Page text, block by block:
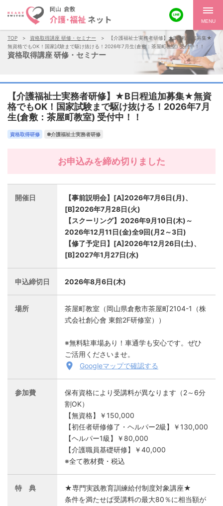
MENU
TOP 資格取得講座 研修・セミナー
【介護福祉士実務者研修】★B日程追加募集★
無資格でもOK！国家試験まで駆け抜ける！2026年7月生(倉敷：茶屋町教室) 受付中！！
資格取得講座 研修・セミナー
【介護福祉士実務者研修】★B日程追加募集★無資
格でもOK！国家試験まで駆け抜ける！2026年7月
生(倉敷：茶屋町教室) 受付中！！
資格取得研修 ✽介護福祉士実務者研修
お申込みを締め切りました
開催日
【事前説明会】[A]2026年7月6日(月)、
[B]2026年7月28日(火)
【スクーリング】2026年9月10日(木)～
2026年12月11日(金)全9回(月2～3日)
【修了予定日】[A]2026年12月26日(土)、
[B]2027年1月27日(水)
申込締切日 2026年8月6日(木)
場所
茶屋町教室（岡山県倉敷市茶屋町2104-1（株
式会社創心會 東館2F研修室））
※無料駐車場あり！車通学も安心です。ぜひ
ご活用くださいませ。
Googleマップで確認する
参加費
保有資格により受講料が異なります（2～6分
割OK）
【無資格】￥150,000
【初任者研修修了・ヘルパー2級】￥130,000
【ヘルパー1級】￥80,000
【介護職員基礎研修】￥40,000
※全て教材費・税込
特 典
★専門実践教育訓練給付制度対象講座★
条件を満たせば受講料の最大80％に相当額が